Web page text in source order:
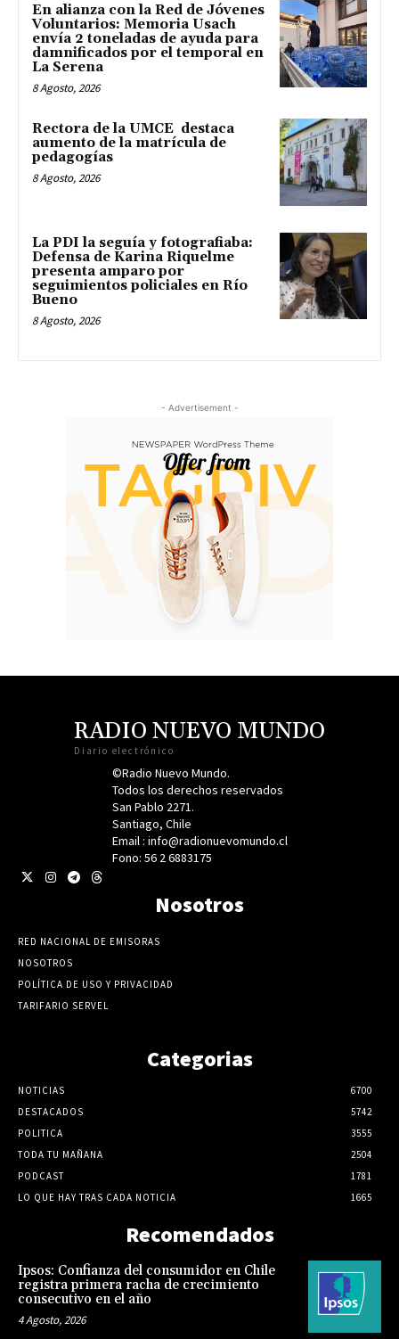
En alianza con la Red de Jóvenes
Voluntarios: Memoria Usach
envía 2 toneladas de ayuda para
damnificados por el temporal en
La Serena
8 Agosto, 2026
Rectora de la UMCE destaca
aumento de la matrícula de
pedagogías
8 Agosto, 2026
La PDI la seguía y fotografiaba:
Defensa de Karina Riquelme
presenta amparo por
seguimientos policiales en Río
Bueno
8 Agosto, 2026
- Advertisement -
RADIO NUEVO MUNDO
Diario electrónico
©Radio Nuevo Mundo.
Todos los derechos reservados
San Pablo 2271.
Santiago, Chile
Email : info@radionuevomundo.cl
Fono: 56 2 6883175
Nosotros
RED NACIONAL DE EMISORAS
NOSOTROS
POLÍTICA DE USO Y PRIVACIDAD
TARIFARIO SERVEL
Categorias
NOTICIAS
6700
DESTACADOS
5742
POLITICA
3555
TODA TU MAÑANA
2504
PODCAST
1781
LO QUE HAY TRAS CADA NOTICIA
1665
Recomendados
Ipsos: Confianza del consumidor en Chile
registra primera racha de crecimiento
consecutivo en el año
4 Agosto, 2026